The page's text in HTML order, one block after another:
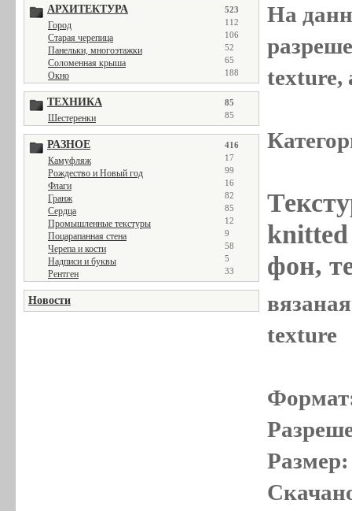
АРХИТЕКТУРА 523
Город 112
Старая черепица 106
Панельки, многоэтажки 52
Соломенная крыша 65
Окно 188
ТЕХНИКА 85
Шестеренки 85
РАЗНОЕ 416
Камуфляж 17
Рождество и Новый год 99
Флаги 16
Гранж 82
Сердца 85
Промышленные текстуры 12
Поцарапанная стена 9
Черепа и кости 58
Надписи и буквы 5
Рентген 33
Новости
На
texture,
фон,
texture